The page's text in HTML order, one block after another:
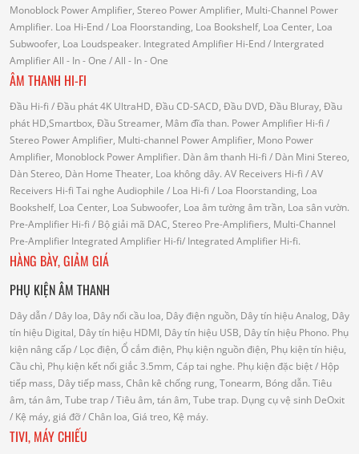
Monoblock Power Amplifier, Stereo Power Amplifier, Multi-Channel Power
Amplifier. Loa Hi-End/ Loa Floorstanding, Loa Bookshelf, Loa Center, Loa
Subwoofer, Loa Loudspeaker. Integrated Amplifier Hi-End/ Intergrated
AmplifierAll - In - One / All - In - One
ÂM THANH HI-FI
Đầu Hi-fi / Đầu phát 4K UltraHD, Đầu CD-SACD, Đầu DVD, Đầu Bluray, Đầu
phát HD,Smartbox, Đầu Streamer, Mâm đĩa than. Power Amplifier Hi-fi /
Stereo Power Amplifier, Multi-channel Power Amplifier, Mono Power
Amplifier, Monoblock Power Amplifier. Dàn âm thanh Hi-fi / Dàn Mini Stereo,
Dàn Stereo, Dàn Home Theater, Loa không dây. AV Receivers Hi-fi / AV
Receivers Hi-fi Tai nghe Audiophile / Loa Hi-fi / Loa Floorstanding, Loa
Bookshelf, Loa Center, Loa Subwoofer, Loa âm tường âm trần, Loa sân vườn.
Pre-Amplifier Hi-fi / Bộ giải mã DAC, Stereo Pre-Amplifiers, Multi-Channel
Pre-Amplifier Integrated Amplifier Hi-fi/ Integrated Amplifier Hi-fi.
HÀNG BÀY, GIẢM GIÁ
PHỤ KIỆN ÂM THANH
Dây dẫn/ Dây loa, Dây nối cầu loa, Dây điện nguồn, Dây tín hiệu Analog, Dây
tín hiệu Digital, Dây tín hiệu HDMI, Dây tín hiệu USB, Dây tín hiệu Phono. Phụ
kiện nâng cấp/ Lọc điện, Ổ cắm điện, Phụ kiện nguồn điện, Phụ kiện tín hiệu,
Cầu chì, Phụ kiện kết nối giắc 3.5mm, Cáp tai nghe. Phụ kiện đặc biệt/ Hộp
tiếp mass, Dây tiếp mass, Chân kê chống rung, Tonearm, Bóng dẫn. Tiêu
âm, tán âm, Tube trap/ Tiêu âm, tán âm, Tube trap. Dụng cụ vệ sinh DeOxit
/ Kệ máy, giá đỡ/ Chân loa, Giá treo, Kệ máy.
TIVI, MÁY CHIẾU